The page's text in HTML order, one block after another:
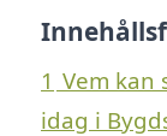
1 Vem kan
idag i